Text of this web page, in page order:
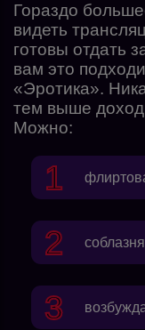
Гораздо
видеть
готовы отдать
вам это
«Эротика».
тем выше
Можно: